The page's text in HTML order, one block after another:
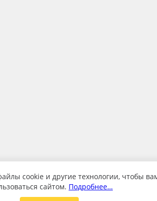
cookie и другие технологии, чтобы
сайтом. Подробнее…